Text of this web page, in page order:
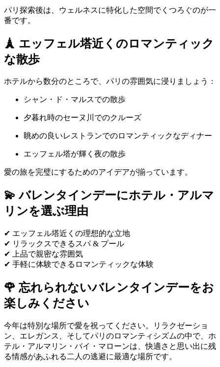
パリ探索後は、ウェルネスに特化した空間でくつろぐのが一
番です。
🗼 エッフェル塔近くのロマンティック
な散歩
ホテルから数分のところで、パリの雰囲気に浸りましょう：
シャン・ド・マルスでの散歩
夕暮れ時のセーヌ川でのクルーズ
眺めの良いレストランでのロマンティックなディナー
エッフェル塔が輝く夜の散歩
愛の旅を完璧にするためのアイデアが揃っています。
💫 バレンタインデーにホテル・アルマ
リンを選ぶ理由
✔ エッフェル塔近くの理想的な立地
✔ リラックスできるスパ & プール
✔ 上品で親密な雰囲気
✔ 手軽に体験できるロマンティックな体験
🌹 忘れられないバレンタインデーをお
楽しみください
今年は特別な場所で愛を祝ってください。リラクゼーショ
ン、エレガンス、そしてパリのロマンティシズムの中で、ホ
テル・アルマリン・バイ・マローンは、快適さと思い出に残
る情感があふれる二人の逃避に最適な場所です。